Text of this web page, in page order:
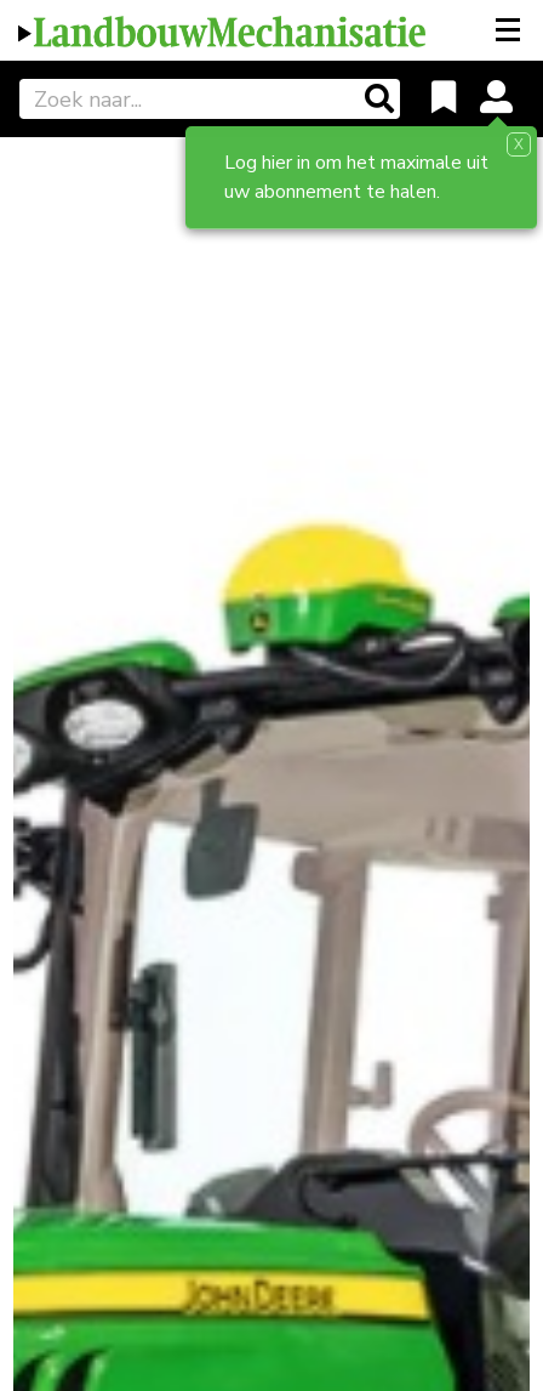
Log hier in om het maximale uit
uw abonnement te halen.
X